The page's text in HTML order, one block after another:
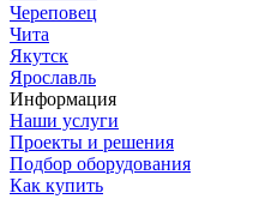
Череповец
Чита
Якутск
Ярославль
Информация
Наши услуги
Проекты и решения
Подбор оборудования
Как купить